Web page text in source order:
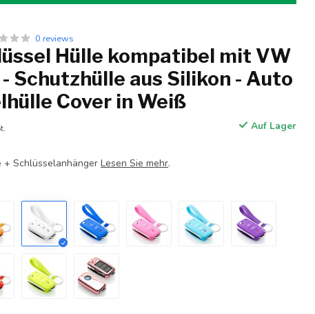
0 reviews
Hülle kompatibel mit VW
Schutzhülle aus Silikon - Auto
Cover in Weiß
Auf Lager
+ SchlüsselanhängerLesen Sie mehr.